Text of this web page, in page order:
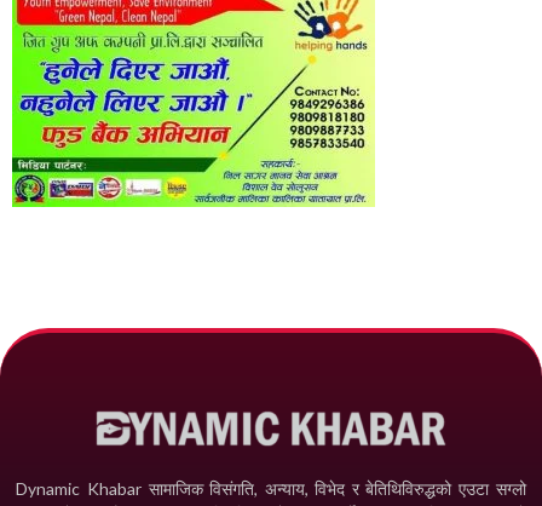
Dynamic Khabar सामाजिक विसंगति, अन्याय, विभेद­ र बेतिथिविरुद्धको एउटा सग्लो